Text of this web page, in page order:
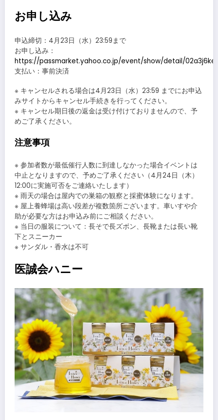
お申し込み
申込締切：4月23日（水）23:59まで
お申し込み：
https://passmarket.yahoo.co.jp/event/show/detail/
支払い：事前決済
※ キャンセルされる場合は4月23日（水）23:59 までにお申込
みサイトからキャンセル手続きを行ってください。
※ キャンセル期日後の返金は受け付けておりませんので、予
めご了承ください。
注意事項
※ 参加者数が最低催行人数に到達しなかった場合イベントは
中止となりますので、予めご了承ください（4月24日（木）
12:00に実施可否をご連絡いたします）
※ 雨天の場合は屋内での巣箱の観察と採蜜体験になります。
※ 屋上養蜂場は高い段差が複数箇所ございます。車いすや介
助が必要な方はお申込み前にご相談ください。
※ 当日の服装について：長そで長ズボン、長靴または長い靴
下とスニーカー
※ サンダル・香水は不可
医誠会ハニー